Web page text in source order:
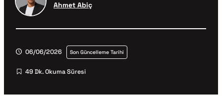
Ahmet Abiç
06/06/2026 Son Güncelleme Tarihi
49 Dk. Okuma Süresi